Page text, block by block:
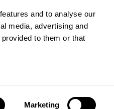
and to analyse our
media, advertising and
to them or that
Marketing
Навчання Кабелі